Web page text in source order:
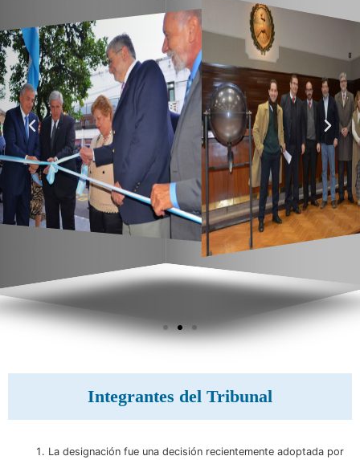
Integrantes del Tribunal
La designación fue una decisión recientemente adoptada por